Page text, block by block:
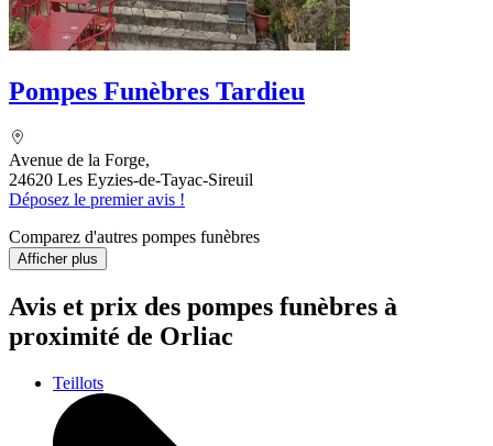
Pompes Funèbres Tardieu
Avenue de la Forge,
24620 Les Eyzies-de-Tayac-Sireuil
Déposez le premier avis !
Comparez d'autres pompes funèbres
Afficher plus
Avis et prix des pompes funèbres à
proximité de Orliac
Teillots